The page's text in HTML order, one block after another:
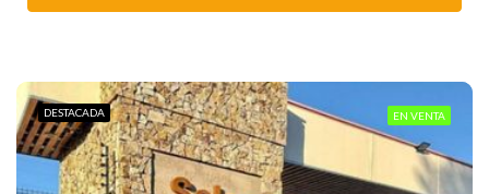
DESTACADA EN VENTA